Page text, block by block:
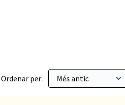
Ordenar per: